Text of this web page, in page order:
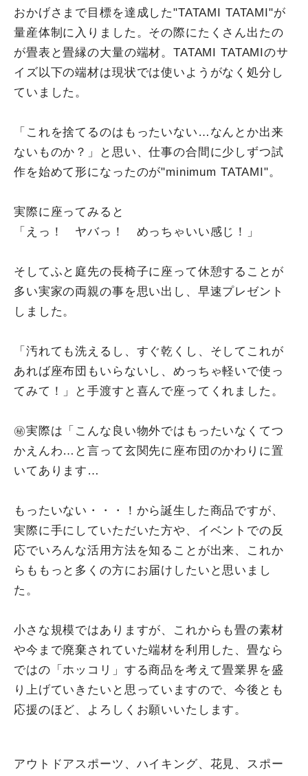
おかげさまで目標を達成した"TATAMI TATAMI"が
量産体制に入りました。その際にたくさん出たの
が畳表と畳縁の大量の端材。TATAMI TATAMIのサ
イズ以下の端材は現状では使いようがなく処分し
ていました。
「これを捨てるのはもったいない…なんとか出来
ないものか？」と思い、仕事の合間に少しずつ試
作を始めて形になったのが"minimum TATAMI"。
実際に座ってみると
「えっ！ ヤバっ！ めっちゃいい感じ！」
そしてふと庭先の長椅子に座って休憩することが
多い実家の両親の事を思い出し、早速プレゼント
しました。
「汚れても洗えるし、すぐ乾くし、そしてこれが
あれば座布団もいらないし、めっちゃ軽いで使っ
てみて！」と手渡すと喜んで座ってくれました。
㊙実際は「こんな良い物外ではもったいなくてつ
かえんわ…と言って玄関先に座布団のかわりに置
いてあります…
もったいない・・・！から誕生した商品ですが、
実際に手にしていただいた方や、イベントでの反
応でいろんな活用方法を知ることが出来、これか
らももっと多くの方にお届けしたいと思いまし
た。
小さな規模ではありますが、これからも畳の素材
や今まで廃棄されていた端材を利用した、畳なら
ではの「ホッコリ」する商品を考えて畳業界を盛
り上げていきたいと思っていますので、今後とも
応援のほど、よろしくお願いいたします。
アウトドアスポーツ、ハイキング、花見、スポー